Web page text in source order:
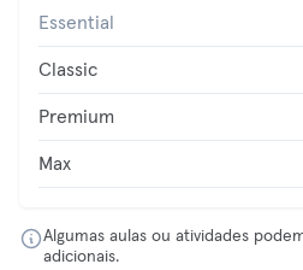
Essential
Classic
Premium
Max
Algumas aulas ou atividades
adicionais.